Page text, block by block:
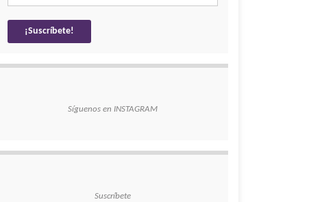
Síguenos en INSTAGRAM
Suscríbete